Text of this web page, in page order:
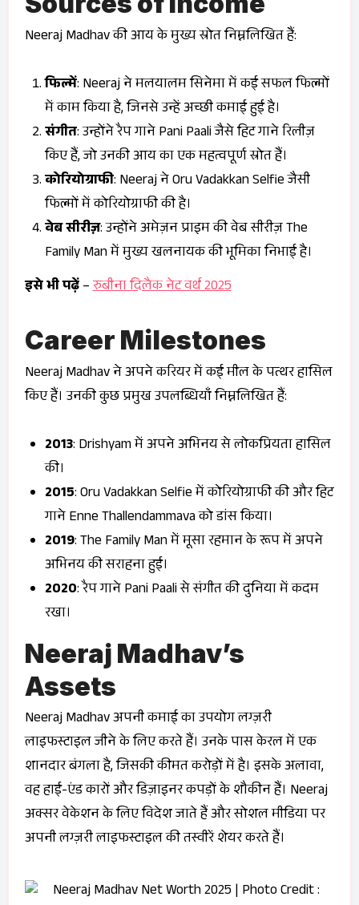
Neeraj Madhav की आय के मुख्य स्रोत निम्नलिखित हैं:
फिल्में: Neeraj ने मलयालम सिनेमा में कई सफल फिल्मों
में काम किया है, जिनसे उन्हें अच्छी कमाई हुई है।
संगीत: उन्होंने रैप गानेPani Paaliजैसे हिट गाने रिलीज़
किए हैं, जो उनकी आय का एक महत्वपूर्ण स्रोत हैं।
कोरियोग्राफी: Neeraj नेOru Vadakkan Selfieजैसी
फिल्मों में कोरियोग्राफी की है।
वेब सीरीज़: उन्होंने अमेज़न प्राइम की वेब सीरीज़The
Family Manमें मुख्य खलनायक की भूमिका निभाई है।
इसे भी पढ़ें–रुबीना दिलैक नेट वर्थ 2025
Career Milestones
Neeraj Madhav ने अपने करियर में कई मील के पत्थर हासिल
किए हैं। उनकी कुछ प्रमुख उपलब्धियाँ निम्नलिखित हैं:
2013: Drishyamमें अपने अभिनय से लोकप्रियता हासिल
की।
2015:Oru Vadakkan Selfieमें कोरियोग्राफी की और हिट
गानेEnne Thallendammavaको डांस किया।
2019:The Family Manमें मूसा रहमान के रूप में अपने
अभिनय की सराहना हुई।
2020: रैप गानेPani Paaliसे संगीत की दुनिया में कदम
रखा।
Neeraj Madhav’s
Assets
Neeraj Madhav अपनी कमाई का उपयोग लग्ज़री
लाइफस्टाइल जीने के लिए करते हैं। उनके पास केरल में एक
शानदार बंगला है, जिसकी कीमत करोड़ों में है। इसके अलावा,
वह हाई-एंड कारों और डिज़ाइनर कपड़ों के शौकीन हैं। Neeraj
अक्सर वेकेशन के लिए विदेश जाते हैं और सोशल मीडिया पर
अपनी लग्ज़री लाइफस्टाइल की तस्वीरें शेयर करते हैं।